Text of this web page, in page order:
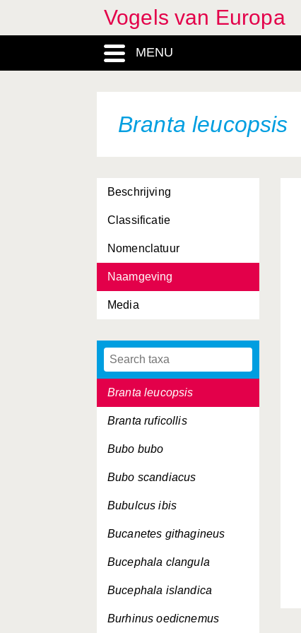
Vogels van Europa
MENU
Branta leucopsis
Beschrijving
Classificatie
Nomenclatuur
Naamgeving
Media
Arenaria interpres
Asio flammeus
Aythya marila
Aythya nyroca
Bombycilla garrulus
Bonasa bonasia
Botaurus stellaris
Branta canadensis
Branta leucopsis
Branta ruficollis
Bubo bubo
Bubo scandiacus
Bubulcus ibis
Bucanetes githagineus
Bucephala clangula
Bucephala islandica
Burhinus oedicnemus